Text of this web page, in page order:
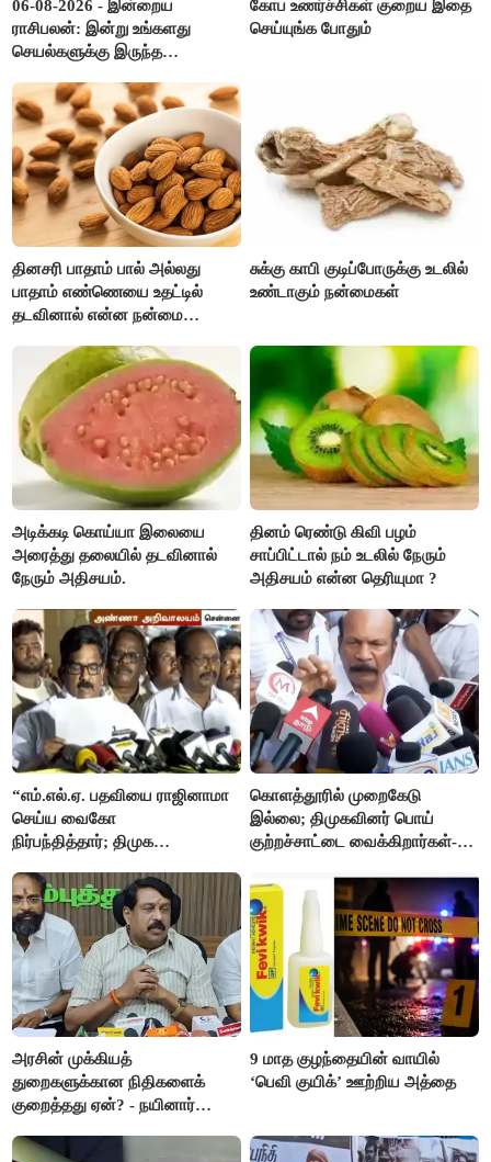
06-08-2026 - இன்றைய
ராசிபலன்: இன்று உங்களது
செயல்களுக்கு இருந்த
எதிர்பார்த்த உதவிகள் கிடைக்கும்.
பணவரத்து கூடும்..!
கோப உணர்ச்சிகள் குறைய இதை
செய்யுங்க போதும்
தினசரி பாதாம் பால் அல்லது
பாதாம் எண்ணெயை உதட்டில்
தடவினால் என்ன நன்மை
சுக்கு காபி குடிப்போருக்கு உடலில்
உண்டாகும் நன்மைகள்
அடிக்கடி கொய்யா இலையை
அரைத்து தலையில் தடவினால்
நேரும் அதிசயம்.
தினம் ரெண்டு கிவி பழம்
சாப்பிட்டால் நம் உடலில் நேரும்
அதிசயம் என்ன தெரியுமா ?
“எம்.எல்.ஏ. பதவியை ராஜினாமா
செய்ய வைகோ
நிர்பந்தித்தார்; திமுக
தொடர்கிறோம்”- மதிமுக
எம்.எல்.ஏக்கள் பரபரப்பு பேட்டி
கொளத்தூரில் முறைகேடு
இல்லை; திமுகவினர் பொய்
குற்றச்சாட்டை வைக்கிறார்கள்-
அரசின் முக்கியத்
துறைகளுக்கான நிதிகளைக்
குறைத்தது ஏன்? - நயினார்
9 மாத குழந்தையின் வாயில்
‘பெவி குயிக்’ ஊற்றிய அத்தை